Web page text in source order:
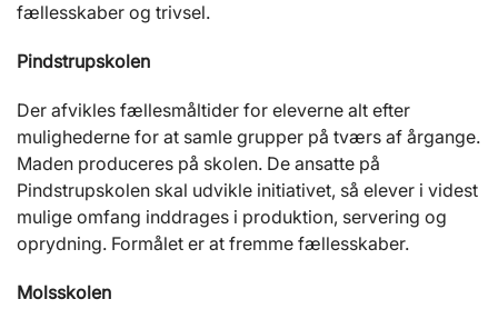
fællesskaber og trivsel.
Pindstrupskolen
Der afvikles fællesmåltider for eleverne alt efter
mulighederne for at samle grupper på tværs af årgange.
Maden produceres på skolen. De ansatte på
Pindstrupskolen skal udvikle initiativet, så elever i videst
mulige omfang inddrages i produktion, servering og
oprydning. Formålet er at fremme fællesskaber.
Molsskolen